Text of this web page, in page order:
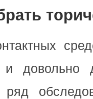
довольно
ряд